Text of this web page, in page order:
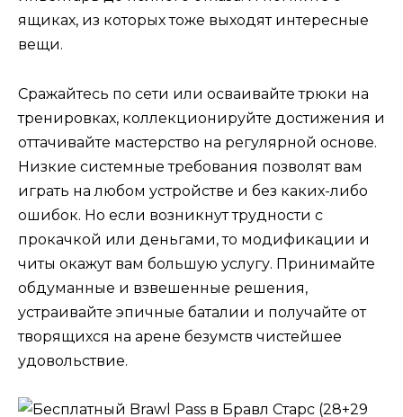
ящиках, из которых тоже выходят интересные
вещи.
Сражайтесь по сети или осваивайте трюки на
тренировках, коллекционируйте достижения и
оттачивайте мастерство на регулярной основе.
Низкие системные требования позволят вам
играть на любом устройстве и без каких-либо
ошибок. Но если возникнут трудности с
прокачкой или деньгами, то модификации и
читы окажут вам большую услугу. Принимайте
обдуманные и взвешенные решения,
устраивайте эпичные баталии и получайте от
творящихся на арене безумств чистейшее
удовольствие.